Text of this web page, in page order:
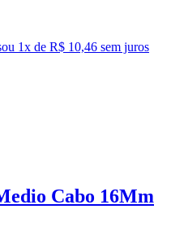
ou 1x de R$ 10,46 sem juros
Cabo 16Mm